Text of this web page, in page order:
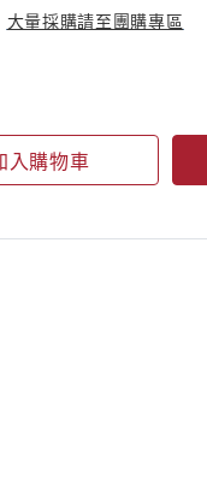
大量採購請至團購專區
入購物車